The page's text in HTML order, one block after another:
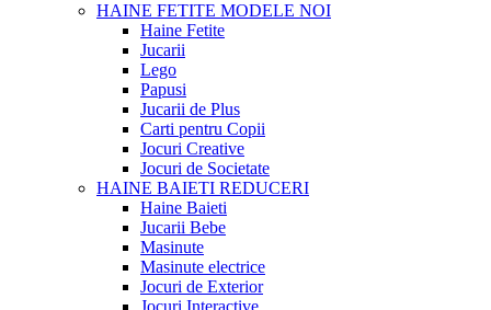
HAINE FETITE MODELE NOI
Haine Fetite
Jucarii
Lego
Papusi
Jucarii de Plus
Carti pentru Copii
Jocuri Creative
Jocuri de Societate
HAINE BAIETI REDUCERI
Haine Baieti
Jucarii Bebe
Masinute
Masinute electrice
Jocuri de Exterior
Jocuri Interactive